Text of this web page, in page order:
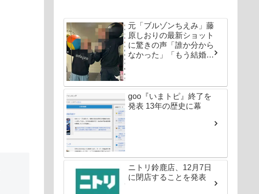
元「ブルゾンちえみ」藤
原しおりの最新ショット
に驚きの声「誰か分から
なかった」「もう結婚し
goo『いまトピ』終了を
発表 13年の歴史に幕
ニトリ鈴鹿店、12月7日
に閉店することを発表